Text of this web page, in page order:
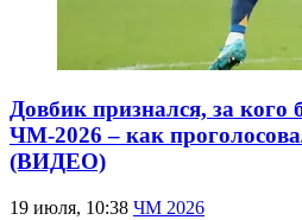
Довбик признался, за кого
ЧМ-2026 – как
(ВИДЕО)
19 июля, 10:38 ЧМ 2026